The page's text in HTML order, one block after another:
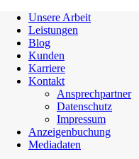
Unsere Arbeit
Leistungen
Blog
Kunden
Karriere
Kontakt
Ansprechpartner
Datenschutz
Impressum
Anzeigenbuchung
Mediadaten